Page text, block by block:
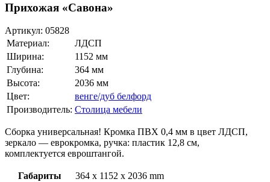
Прихожая «Савона»
Артикул: 05828
Материал:
ЛДСП
Ширина:
1152 мм
Глубина:
364 мм
Высота:
2036 мм
Цвет:
венге/дуб белфорд
Производитель: Столица мебели
Сборка универсальная! Кромка ПВХ 0,4 мм в цвет ЛДСП,
зеркало — еврокромка, ручка: пластик 12,8 см,
комплектуется евроштангой.
Габариты 364 x 1152 x 2036 mm